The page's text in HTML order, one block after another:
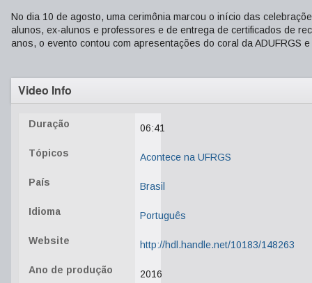
No dia 10 de agosto, uma cerimônia marcou o início das
alunos, ex-­alunos e professores e de entrega de certificados de
anos, o evento contou com apresentações do coral da ADUFRGS
Video Info
Duração 06:41
Tópicos Acontece na UFRGS
País Brasil
Idioma Português
Website http://hdl.handle.net/10183/148263
Ano de produção 2016